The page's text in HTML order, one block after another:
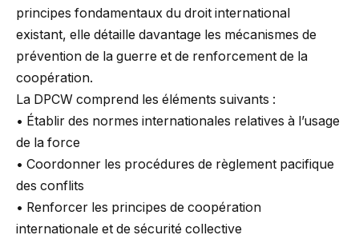
principes fondamentaux du droit international
existant, elle détaille davantage les mécanismes de
prévention de la guerre et de renforcement de la
coopération.
La DPCW comprend les éléments suivants :
• Établir des normes internationales relatives à l’usage
de la force
• Coordonner les procédures de règlement pacifique
des conflits
• Renforcer les principes de coopération
internationale et de sécurité collective